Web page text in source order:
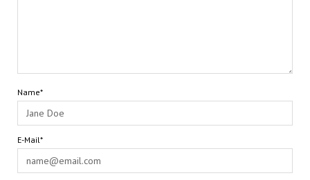
Name*
E-Mail*